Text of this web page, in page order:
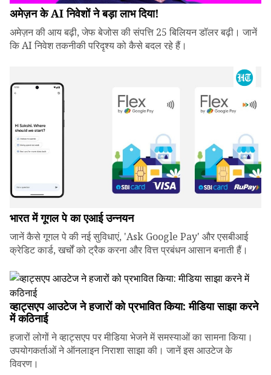
अमेज़न के AI निवेशों ने बड़ा लाभ दिया!
अमेज़न की आय बढ़ी, जेफ बेजोस की संपत्ति 25 बिलियन डॉलर बढ़ी। जानें
कि AI निवेश तकनीकी परिदृश्य को कैसे बदल रहे हैं।
भारत में गूगल पे का एआई उन्नयन
जानें कैसे गूगल पे की नई सुविधाएं, 'Ask Google Pay' और एसबीआई
क्रेडिट कार्ड, खर्चों को ट्रैक करना और वित्त प्रबंधन आसान बनाती हैं।
व्हाट्सएप आउटेज ने हजारों को प्रभावित किया: मीडिया साझा करने
में कठिनाई
हजारों लोगों ने व्हाट्सएप पर मीडिया भेजने में समस्याओं का सामना किया।
उपयोगकर्ताओं ने ऑनलाइन निराशा साझा की। जानें इस आउटेज के
विवरण।